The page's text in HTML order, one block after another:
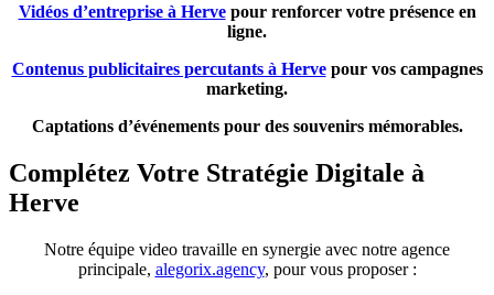
Vidéos d’entreprise à Hervepour renforcer votre présence en
ligne.
Contenus publicitaires percutants à Hervepour vos campagnes
marketing.
Captations d’événements pour des souvenirs mémorables.
Complétez Votre Stratégie Digitale à
Herve
Notre équipe video travaille en synergie avec notre agence
principale, alegorix.agency, pour vous proposer :